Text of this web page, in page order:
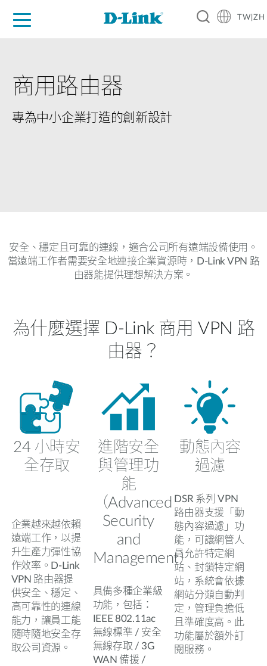
TW|ZH
商用路由器
專為中小企業打造的創新設計
安全、穩定且可靠的連線，適合公司所有遠端設備使用。
當遠端工作者需要安全地連接企業資源時，D-Link VPN 路
由器能提供理想解決方案。
為什麼選擇 D-Link 商用 VPN 路
由器？
24 小時安
全存取
企業越來越依賴
遠端工作，以提
升生產力彈性協
作效率。D-Link
VPN 路由器提
供安全、穩定、
高可靠性的連線
能力，讓員工能
隨時隨地安全存
取公司資源。
進階安全
與管理功
能
（Advanced
Security
and
Management）
具備多種企業級
功能，包括：
IEEE 802.11ac
無線標準 / 安全
無線存取 / 3G
WAN 備援 /
動態內容
過濾
DSR 系列 VPN
路由器支援「動
態內容過濾」功
能，可讓網管人
員允許特定網
站、封鎖特定網
站，系統會依據
網站分類自動判
定，管理負擔低
且準確度高。此
功能屬於額外訂
閱服務。